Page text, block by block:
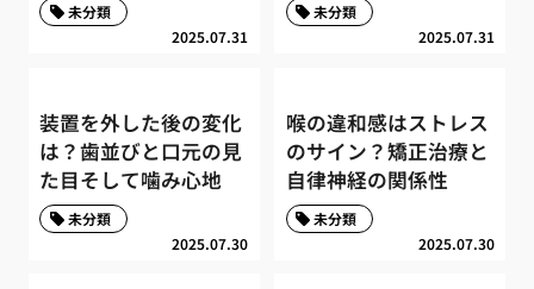
2025.07.31
未分類
2025.07.31
未分類
装置を外した後の変化
は？歯並びと口元の見
た目そして噛み心地
2025.07.30
未分類
喉の違和感はストレス
のサイン？矯正治療と
自律神経の関係性
2025.07.30
未分類